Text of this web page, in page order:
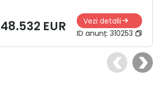
48.532 EUR
Vezi detalii
ID anunț: 310253